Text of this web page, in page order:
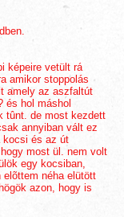
képeire vetült rá
amikor stoppolás
amely az aszfaltút
és hol máshol
tûnt. de most kezdett
annyiban vált ez
kocsi és az út
most ül. nem volt
egy kocsiban,
néha elütött
azon, hogy is